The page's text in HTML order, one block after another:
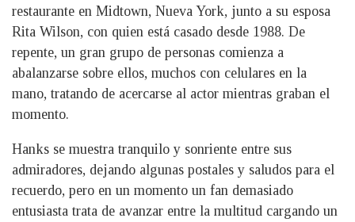
restaurante en Midtown, Nueva York, junto a su esposa
Rita Wilson, con quien está casado desde 1988. De
repente, un gran grupo de personas comienza a
abalanzarse sobre ellos, muchos con celulares en la
mano, tratando de acercarse al actor mientras graban el
momento.
Hanks se muestra tranquilo y sonriente entre sus
admiradores, dejando algunas postales y saludos para el
recuerdo, pero en un momento un fan demasiado
entusiasta trata de avanzar entre la multitud cargando un